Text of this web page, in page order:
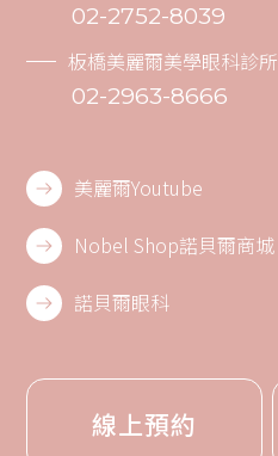
02-2752-8039
板橋美麗爾美學眼科診所
02-2963-8666
美麗爾Youtube
Nobel Shop諾貝爾商城
諾貝爾眼科
線上預約